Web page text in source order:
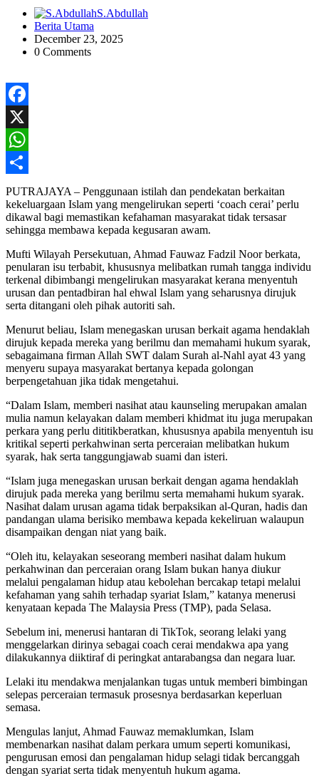
S.Abdullah
Berita Utama
December 23, 2025
0 Comments
Facebook
X
WhatsApp
Share
PUTRAJAYA – Penggunaan istilah dan pendekatan berkaitan
kekeluargaan Islam yang mengelirukan seperti ‘coach cerai’ perlu
dikawal bagi memastikan kefahaman masyarakat tidak tersasar
sehingga membawa kepada kegusaran awam.
Mufti Wilayah Persekutuan, Ahmad Fauwaz Fadzil Noor berkata,
penularan isu terbabit, khususnya melibatkan rumah tangga individu
terkenal dibimbangi mengelirukan masyarakat kerana menyentuh
urusan dan pentadbiran hal ehwal Islam yang seharusnya dirujuk
serta ditangani oleh pihak autoriti sah.
Menurut beliau, Islam menegaskan urusan berkait agama hendaklah
dirujuk kepada mereka yang berilmu dan memahami hukum syarak,
sebagaimana firman Allah SWT dalam Surah al-Nahl ayat 43 yang
menyeru supaya masyarakat bertanya kepada golongan
berpengetahuan jika tidak mengetahui.
“Dalam Islam, memberi nasihat atau kaunseling merupakan amalan
mulia namun kelayakan dalam memberi khidmat itu juga merupakan
perkara yang perlu dititikberatkan, khususnya apabila menyentuh isu
kritikal seperti perkahwinan serta perceraian melibatkan hukum
syarak, hak serta tanggungjawab suami dan isteri.
“Islam juga menegaskan urusan berkait dengan agama hendaklah
dirujuk pada mereka yang berilmu serta memahami hukum syarak.
Nasihat dalam urusan agama tidak berpaksikan al-Quran, hadis dan
pandangan ulama berisiko membawa kepada kekeliruan walaupun
disampaikan dengan niat yang baik.
“Oleh itu, kelayakan seseorang memberi nasihat dalam hukum
perkahwinan dan perceraian orang Islam bukan hanya diukur
melalui pengalaman hidup atau kebolehan bercakap tetapi melalui
kefahaman yang sahih terhadap syariat Islam,” katanya menerusi
kenyataan kepada The Malaysia Press (TMP), pada Selasa.
Sebelum ini, menerusi hantaran di TikTok, seorang lelaki yang
menggelarkan dirinya sebagai coach cerai mendakwa apa yang
dilakukannya diiktiraf di peringkat antarabangsa dan negara luar.
Lelaki itu mendakwa menjalankan tugas untuk memberi bimbingan
selepas perceraian termasuk prosesnya berdasarkan keperluan
semasa.
Mengulas lanjut, Ahmad Fauwaz memaklumkan, Islam
membenarkan nasihat dalam perkara umum seperti komunikasi,
pengurusan emosi dan pengalaman hidup selagi tidak bercanggah
dengan syariat serta tidak menyentuh hukum agama.